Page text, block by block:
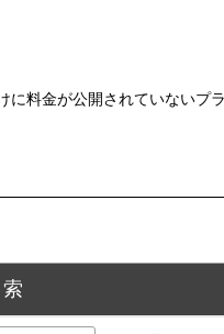
に料金が公開されていないプ